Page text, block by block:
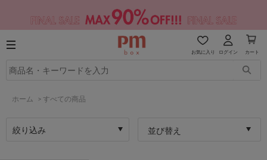
お気に入り ログイン カート
ホーム > すべての商品
絞り込み 並び替え